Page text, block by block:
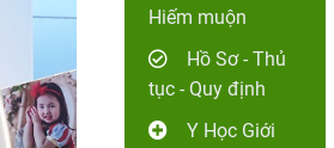
Hiếm muộn
Hồ Sơ - Thủ
tục - Quy định
Y Học Giới